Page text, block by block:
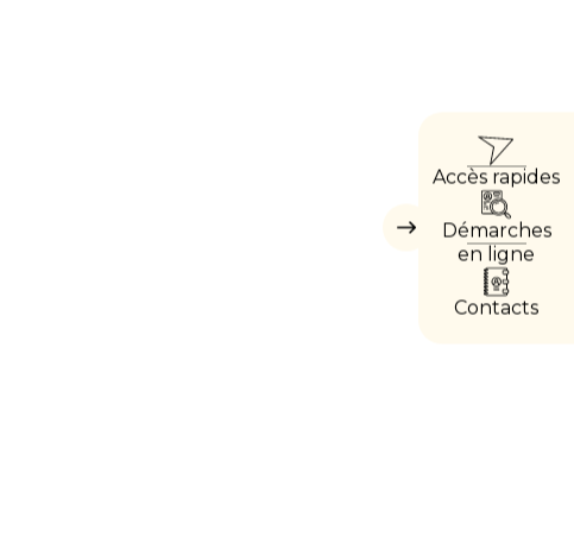
Masquer
Accès rapides
Démarches
en ligne
Contacts